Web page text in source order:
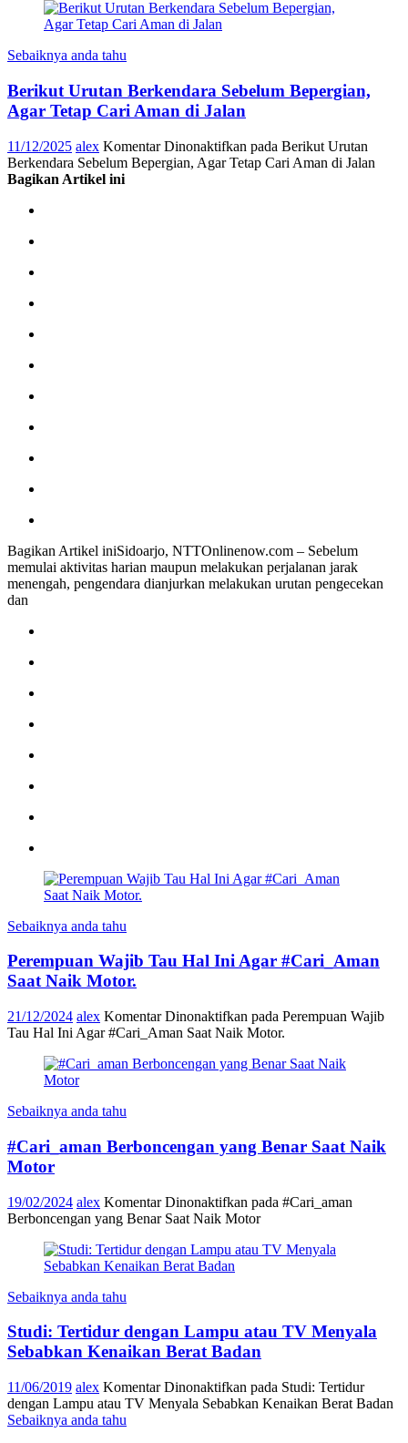
Sebaiknya anda tahu
Berikut Urutan Berkendara Sebelum Bepergian,
Agar Tetap Cari Aman di Jalan
11/12/2025 alex Komentar Dinonaktifkan pada Berikut Urutan
Berkendara Sebelum Bepergian, Agar Tetap Cari Aman di Jalan
Bagikan Artikel ini
Bagikan Artikel iniSidoarjo, NTTOnlinenow.com – Sebelum
memulai aktivitas harian maupun melakukan perjalanan jarak
menengah, pengendara dianjurkan melakukan urutan pengecekan
dan
Sebaiknya anda tahu
Perempuan Wajib Tau Hal Ini Agar #Cari_Aman
Saat Naik Motor.
21/12/2024 alex Komentar Dinonaktifkan pada Perempuan Wajib
Tau Hal Ini Agar #Cari_Aman Saat Naik Motor.
Sebaiknya anda tahu
#Cari_aman Berboncengan yang Benar Saat Naik
Motor
19/02/2024 alex Komentar Dinonaktifkan pada #Cari_aman
Berboncengan yang Benar Saat Naik Motor
Sebaiknya anda tahu
Studi: Tertidur dengan Lampu atau TV Menyala
Sebabkan Kenaikan Berat Badan
11/06/2019 alex Komentar Dinonaktifkan pada Studi: Tertidur
dengan Lampu atau TV Menyala Sebabkan Kenaikan Berat Badan
Sebaiknya anda tahu